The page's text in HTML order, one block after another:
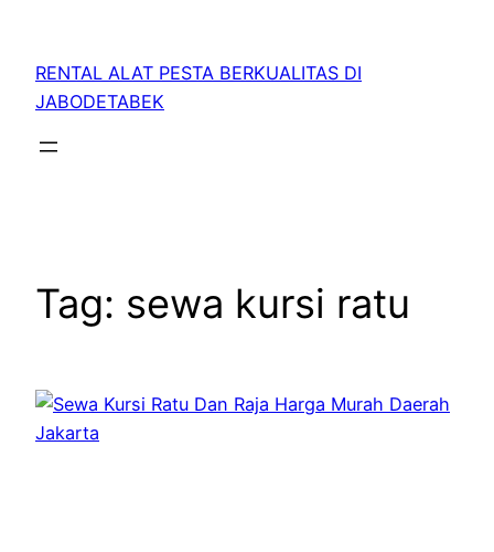
RENTAL ALAT PESTA BERKUALITAS DI
JABODETABEK
Tag: sewa kursi ratu